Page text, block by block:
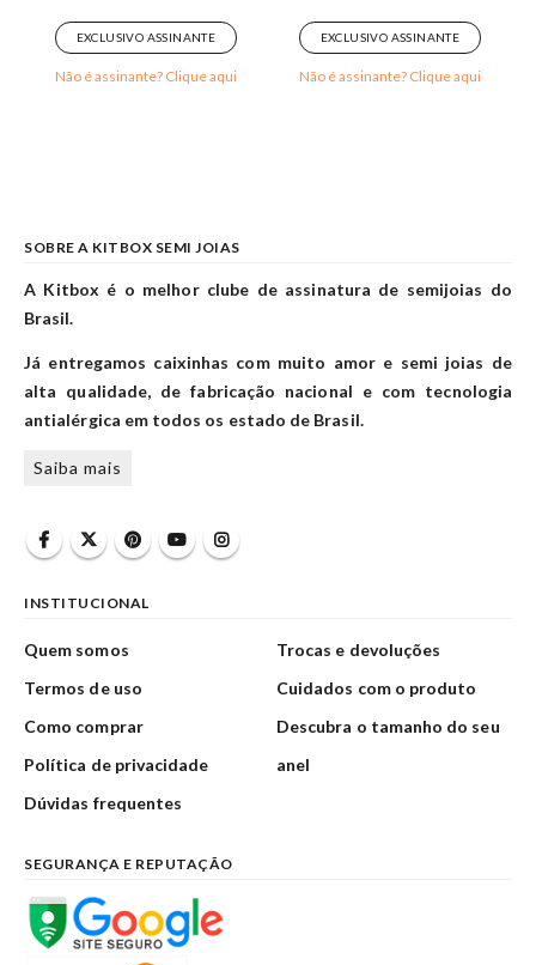
EXCLUSIVO ASSINANTE
Não é assinante? Clique aqui
EXCLUSIVO ASSINANTE
Não é assinante? Clique aqui
SOBRE A KITBOX SEMI JOIAS
A Kitbox é o melhor clube de assinatura de semijoias do
Brasil.
Já entregamos caixinhas com muito amor e semi joias de
alta qualidade, de fabricação nacional e com tecnologia
antialérgica em todos os estado de Brasil.
Saiba mais
INSTITUCIONAL
Quem somos
Termos de uso
Como comprar
Política de privacidade
Dúvidas frequentes
Trocas e devoluções
Cuidados com o produto
Descubra o tamanho do seu
anel
SEGURANÇA E REPUTAÇÃO